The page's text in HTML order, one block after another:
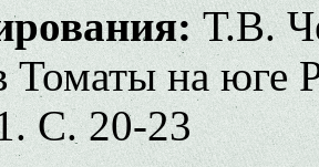
Т.В.
Томаты на юге
С. 20-23